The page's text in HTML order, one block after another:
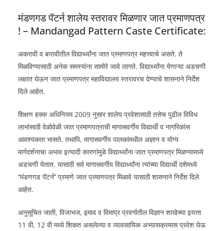
मंडणगड पॅटर्न शालेय स्तरावर मिळणार जात प्रमाणपत्र
! – Mandangad Pattern Caste Certificate:
अकरावी व बारावीतील विद्यार्थ्यांना जात प्रमाणपत्र महत्त्वाचे असते. ते
मिळविण्यासाठी अनेक समस्यांना सामोरे जावे लागते. विद्यार्थ्यांना येणाऱ्या अडचणी
लक्षात घेऊन जात प्रमाणपत्र महाविद्यालय स्तरावरच देण्याचे शासनाने निर्देश
दिले आहेत.
शिक्षण हक्क अधिनियम 2009 नुसार शालेय प्रवेशासाठी तसेच पुढील विविध
लाभांसाठी वेळोवेळी जात प्रमाणपत्राची मागासवर्गीय विद्यार्थी व नागरिकांस
आवश्यकता भासते. तथापि, मागासवर्गीय पालकांमधील अज्ञान व योग्य
मार्गदर्शनाचा अभाव इत्यादी कारणांमुळे विद्यार्थ्यांना जात प्रमाणपत्र मिळण्यामध्ये
अडचणी येतात. यासाठी सर्व मागासवर्गीय विद्यार्थ्यांना त्यांच्या विद्यार्थी दशेमध्ये
‘‘मंडणगड पॅटर्न’’ प्रमाणे जात प्रमाणपत्र मिळावे यासाठी शासनाने निर्देश दिले
आहेत.
अनुसूचित जाती, विजाभज, इमाव व विमाप्र प्रवर्गातील विज्ञान शाखेच्या इयत्ता
11 वी, 12 वी मध्ये शिकत असलेल्या व व्यावसायिक अभ्यासक्रमास प्रवेश घेऊ